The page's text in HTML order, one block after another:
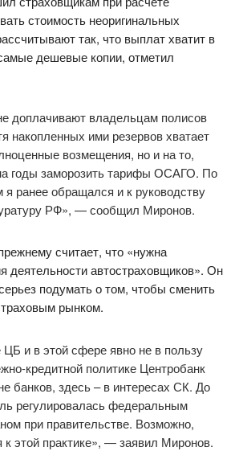
стоимость неоригинальных
так, что выплат хватит в
дешевые копии, отметил
доплачивают владельцам полисов
накопленных ими резервов хватает
возмещения, но и на то,
годы заморозить тарифы ОСАГО. По
ранее обращался и к руководству
РФ», — сообщил Миронов.
считает, что «нужна
деятельности автостраховщиков». Он
подумать о том, чтобы сменить
рынком.
ЦБ и в этой сфере явно не в пользу
кредитной политике Центробанк
банков, здесь – в интересах СК. До
регулировалась федеральным
при правительстве. Возможно,
к этой практике», — заявил Миронов.